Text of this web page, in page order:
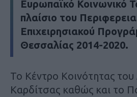
Ευρωπαϊκό Κοινωνικό
πλαίσιο του
Επιχειρησιακού
Θεσσαλίας 2014-2020.
Το Κέντρο Κοινότητας
Καρδίτσας καθώς και το